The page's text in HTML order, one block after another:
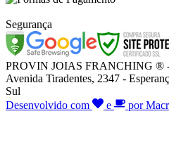
Segurança
PROVIN JOIAS FRANCHING ® -
Avenida Tiradentes, 2347 -
Sul
Desenvolvido com
e por